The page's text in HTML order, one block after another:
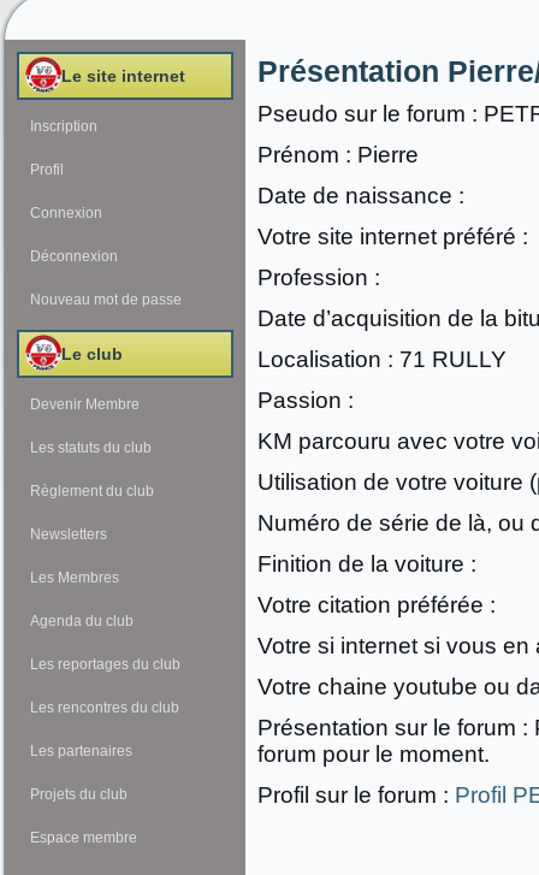
Le site internet
Inscription
Profil
Connexion
Déconnexion
Nouveau mot de passe
Le club
Devenir Membre
Les statuts du club
Règlement du club
Newsletters
Les Membres
Agenda du club
Les reportages du club
Les rencontres du club
Les partenaires
Projets du club
Espace membre
Présentation
Pseudo sur le forum :
Prénom : Pierre
Date de naissance :
Votre site internet préféré :
Profession :
Date d’acquisition de la
Localisation : 71 RULLY
Passion :
KM parcouru avec votre
Utilisation de votre voiture
Numéro de série de là, ou
Finition de la voiture :
Votre citation préférée :
Votre si internet si vous
Votre chaine youtube ou
Présentation sur le forum
forum pour le moment.
Profil sur le forum : Profil